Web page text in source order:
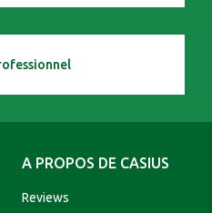
A PROPOS DE CASIUS
Reviews